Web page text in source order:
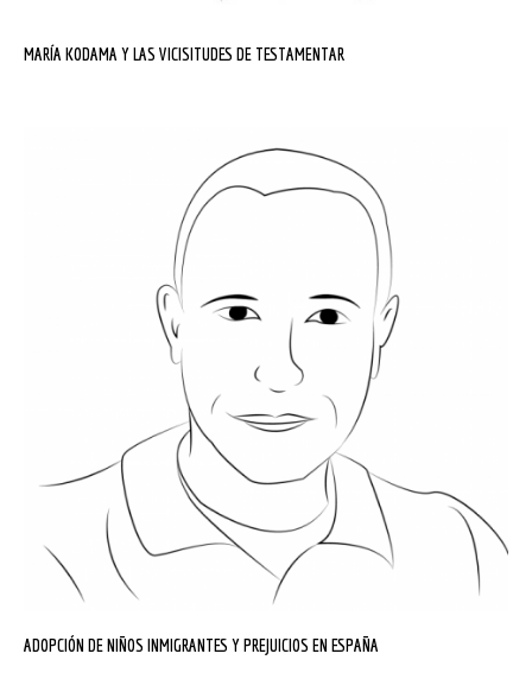
MARÍA KODAMA Y LAS VICISITUDES DE TESTAMENTAR
ADOPCIÓN DE NIÑOS INMIGRANTES Y PREJUICIOS EN ESPAÑA